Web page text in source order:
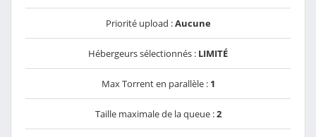
Priorité upload :Aucune
Hébergeurs sélectionnés : LIMITÉ
Max Torrent en parallèle : 1
Taille maximale de la queue :2